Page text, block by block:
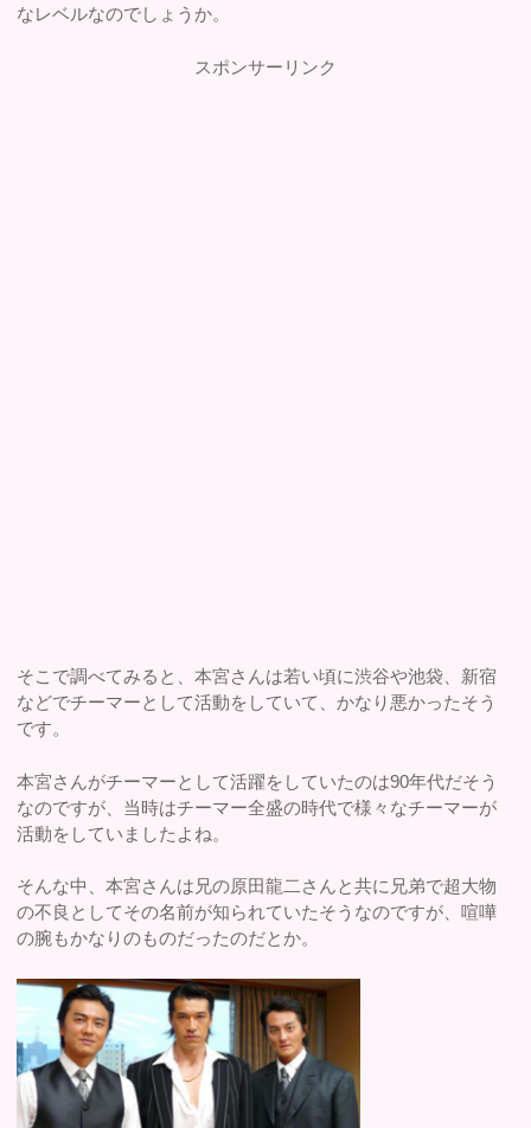
なレベルなのでしょうか。
スポンサーリンク
そこで調べてみると、本宮さんは若い頃に渋谷や池袋、新宿
などでチーマーとして活動をしていて、かなり悪かったそう
です。
本宮さんがチーマーとして活躍をしていたのは90年代だそう
なのですが、当時はチーマー全盛の時代で様々なチーマーが
活動をしていましたよね。
そんな中、本宮さんは兄の原田龍二さんと共に兄弟で超大物
の不良としてその名前が知られていたそうなのですが、喧嘩
の腕もかなりのものだったのだとか。